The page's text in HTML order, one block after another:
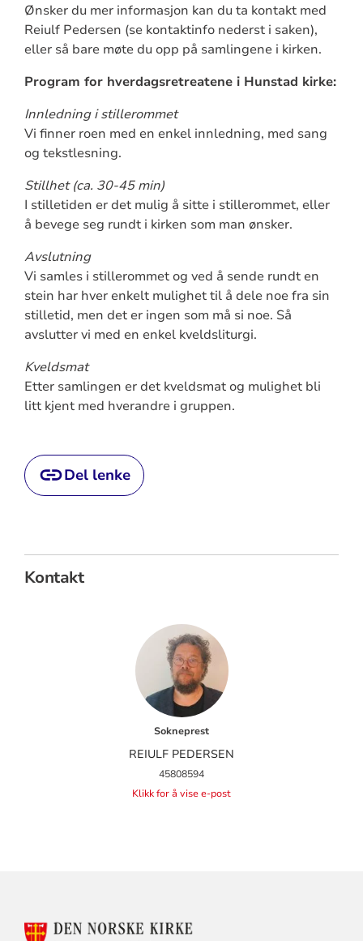
Ønsker du mer informasjon kan du ta kontakt med
Reiulf Pedersen (se kontaktinfo nederst i saken),
eller så bare møte du opp på samlingene i kirken.
Program for hverdagsretreatene i Hunstad kirke:
Innledning i stillerommet
Vi finner roen med en enkel innledning, med sang
og tekstlesning.
Stillhet (ca. 30-45 min)
I stilletiden er det mulig å sitte i stillerommet, eller
å bevege seg rundt i kirken som man ønsker.
Avslutning
Vi samles i stillerommet og ved å sende rundt en
stein har hver enkelt mulighet til å dele noe fra sin
stilletid, men det er ingen som må si noe. Så
avslutter vi med en enkel kveldsliturgi.
Kveldsmat
Etter samlingen er det kveldsmat og mulighet bli
litt kjent med hverandre i gruppen.
Del lenke
Kontakt
Sokneprest
REIULF PEDERSEN
45808594
Klikk for å vise e-post